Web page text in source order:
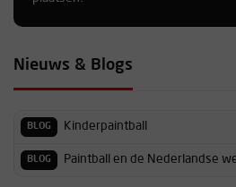
Nieuws & Blogs
BLOG Kinderpaintball
BLOG Paintball en de Nederlandse